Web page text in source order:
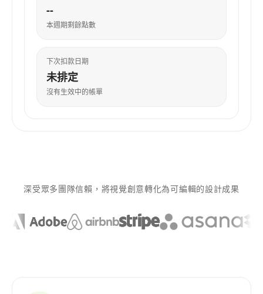
--
本週期剩餘點數
下次扣款日期
未排定
沒有生效中的帳單
深受眾多團隊信賴，將視覺創意轉化為可編輯的設計成果